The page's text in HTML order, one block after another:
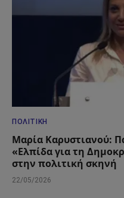
ΠΟΛΙΤΙΚΉ
Μαρία Καρυστιανού:
«Ελπίδα για τη
στην πολιτική σκηνή
22/05/2026